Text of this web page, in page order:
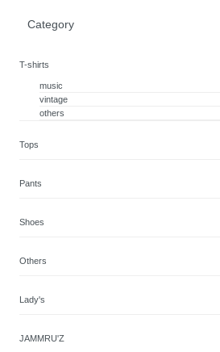
Category
T-shirts
music
vintage
others
Tops
Pants
Shoes
Others
Lady's
JAMMRU'Z